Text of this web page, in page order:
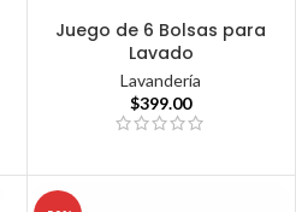
Juego de 6 Bolsas para
Lavado
Lavandería
$399.00